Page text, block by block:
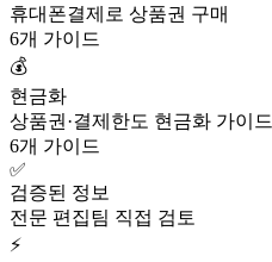
휴대폰결제로 상품권 구매
6개 가이드
💰
현금화
상품권·결제한도 현금화 가이드
6개 가이드
✅
검증된 정보
전문 편집팀 직접 검토
⚡